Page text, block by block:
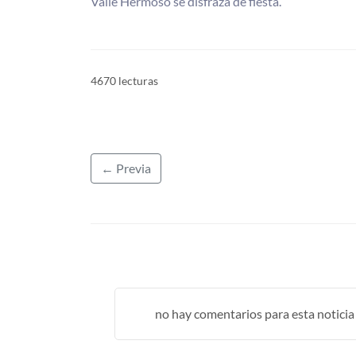
4670 lecturas
← Previa
no hay comentarios para esta noticia